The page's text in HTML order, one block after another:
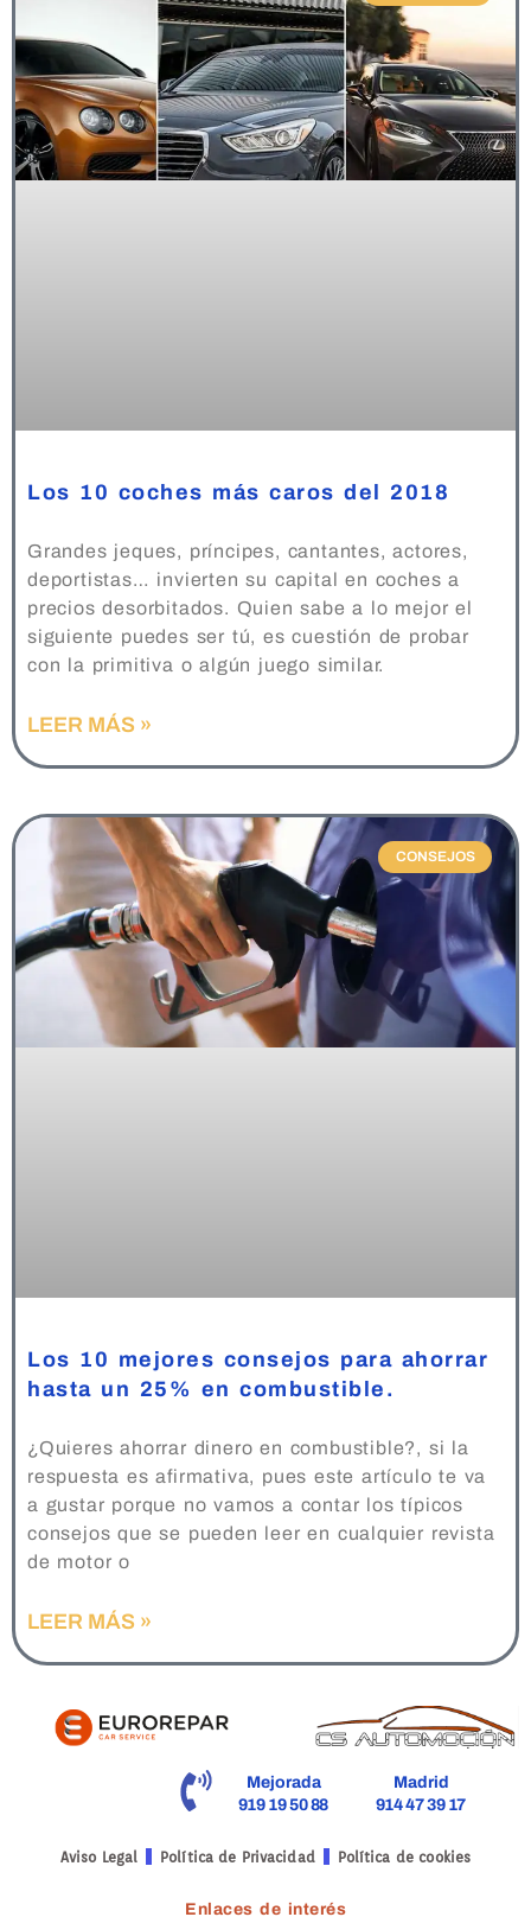
Los 10 coches más caros del 2018
Grandes jeques, príncipes, cantantes, actores,
deportistas… invierten su capital en coches a
precios desorbitados. Quien sabe a lo mejor el
siguiente puedes ser tú, es cuestión de probar
con la primitiva o algún juego similar.
LEER MÁS »
CONSEJOS
Los 10 mejores consejos para ahorrar
hasta un 25% en combustible.
¿Quieres ahorrar dinero en combustible?, si la
respuesta es afirmativa, pues este artículo te va
a gustar porque no vamos a contar los típicos
consejos que se pueden leer en cualquier revista
de motor o
LEER MÁS »
Mejorada
919 19 50 88
Madrid
914 47 39 17
Aviso Legal Política de Privacidad Política de cookies
Enlaces de interés